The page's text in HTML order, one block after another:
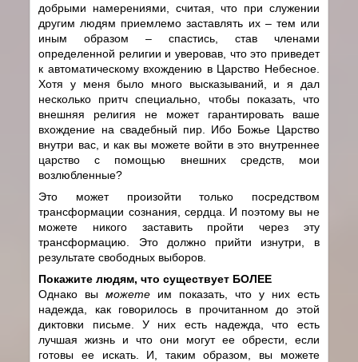
добрыми намерениями, считая, что при служении
другим людям приемлемо заставлять их – тем или
иным образом – спастись, став членами
определенной религии и уверовав, что это приведет
к автоматическому вхождению в Царство Небесное.
Хотя у меня было много высказываний, и я дал
несколько притч специально, чтобы показать, что
внешняя религия не может гарантировать ваше
вхождение на свадебный пир. Ибо Божье Царство
внутри вас, и как вы можете войти в это внутреннее
царство с помощью внешних средств, мои
возлюбленные?
Это может произойти только посредством
трансформации сознания, сердца. И поэтому вы не
можете никого заставить пройти через эту
трансформацию. Это должно прийти изнутри, в
результате свободных выборов.
Покажите людям, что существует БОЛЕЕ
Однако выможете им показать, что у них есть
надежда, как говорилось в прочитанном до этой
диктовки письме. У них есть надежда, что есть
лучшая жизнь и что они могут ее обрести, если
готовы ее искать. И, таким образом, вы можете